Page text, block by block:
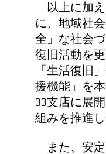
以上に加え
に、地域社
全」な社会
復旧活動を
「生活復旧
援機能」を
33支店に展
組みを推進
また、安定